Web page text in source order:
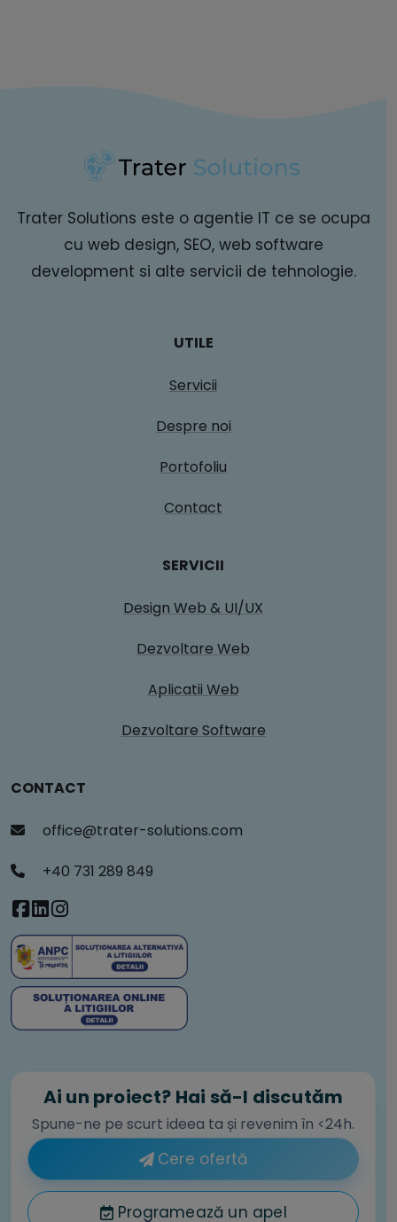
Trater Solutions este o agentie IT ce se ocupa
cu web design, SEO, web software
development si alte servicii de tehnologie.
UTILE
Servicii
Despre noi
Portofoliu
Contact
SERVICII
Design Web & UI/UX
Dezvoltare Web
Aplicatii Web
Dezvoltare Software
CONTACT
office@trater-solutions.com
+40 731 289 849
Ai un proiect? Hai să-l discutăm
Spune-ne pe scurt ideea ta și revenim în <24h.
Cere ofertă
Programează un apel